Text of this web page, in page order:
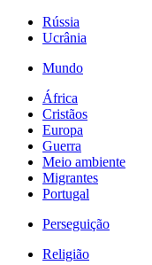
Rússia
Ucrânia
Mundo
África
Cristãos
Europa
Guerra
Meio ambiente
Migrantes
Portugal
Perseguição
Religião